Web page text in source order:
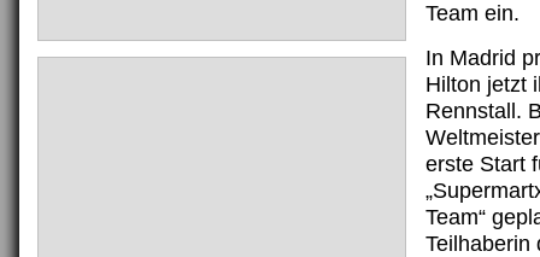
Team ein.
In Madrid
Hilton jetzt
Rennstall.
erste Start
Team“
Teilhaberin